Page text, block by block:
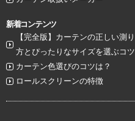
新着コンテンツ
【完全版】カーテンの正しい測り
方とぴったりなサイズを選ぶコツ
カーテン色選びのコツは？
ロールスクリーンの特徴